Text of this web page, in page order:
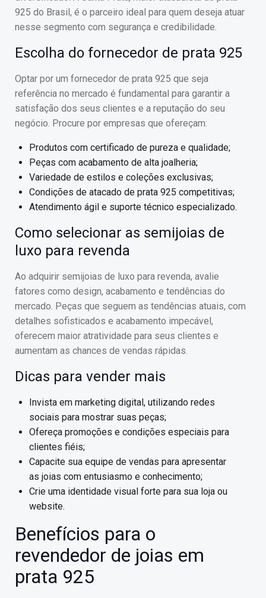
925 do Brasil, é o parceiro ideal para quem deseja atuar
nesse segmento com segurança e credibilidade.
Escolha do fornecedor de prata 925
Optar por um fornecedor de prata 925 que seja
referência no mercado é fundamental para garantir a
satisfação dos seus clientes e a reputação do seu
negócio. Procure por empresas que ofereçam:
Produtos com certificado de pureza e qualidade;
Peças com acabamento de alta joalheria;
Variedade de estilos e coleções exclusivas;
Condições de atacado de prata 925 competitivas;
Atendimento ágil e suporte técnico especializado.
Como selecionar as semijoias de
luxo para revenda
Ao adquirir semijoias de luxo para revenda, avalie
fatores como design, acabamento e tendências do
mercado. Peças que seguem as tendências atuais, com
detalhes sofisticados e acabamento impecável,
oferecem maior atratividade para seus clientes e
aumentam as chances de vendas rápidas.
Dicas para vender mais
Invista em marketing digital, utilizando redes
sociais para mostrar suas peças;
Ofereça promoções e condições especiais para
clientes fiéis;
Capacite sua equipe de vendas para apresentar
as joias com entusiasmo e conhecimento;
Crie uma identidade visual forte para sua loja ou
website.
Benefícios para o
revendedor de joias em
prata 925